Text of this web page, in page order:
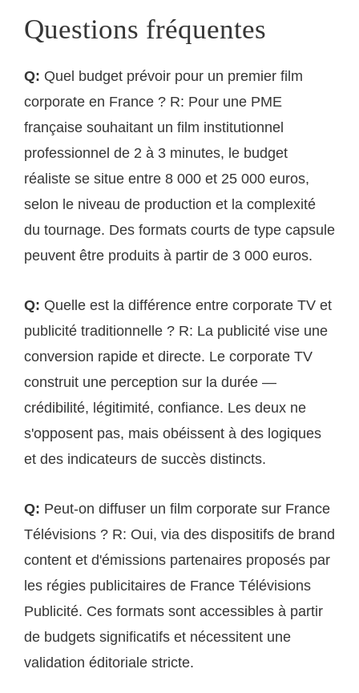
Questions fréquentes
Q: Quel budget prévoir pour un premier film
corporate en France ? R: Pour une PME
française souhaitant un film institutionnel
professionnel de 2 à 3 minutes, le budget
réaliste se situe entre 8 000 et 25 000 euros,
selon le niveau de production et la complexité
du tournage. Des formats courts de type capsule
peuvent être produits à partir de 3 000 euros.
Q: Quelle est la différence entre corporate TV et
publicité traditionnelle ? R: La publicité vise une
conversion rapide et directe. Le corporate TV
construit une perception sur la durée —
crédibilité, légitimité, confiance. Les deux ne
s'opposent pas, mais obéissent à des logiques
et des indicateurs de succès distincts.
Q: Peut-on diffuser un film corporate sur France
Télévisions ? R: Oui, via des dispositifs de brand
content et d'émissions partenaires proposés par
les régies publicitaires de France Télévisions
Publicité. Ces formats sont accessibles à partir
de budgets significatifs et nécessitent une
validation éditoriale stricte.